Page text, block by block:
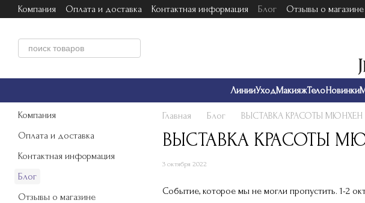
Перейти к основному контенту
Компания Оплата и доставка Контактная информация Блог Отзывы о магазине
Условия предоставления услуг
ЛинииУходМакияжТелоНовинки
Главная Блог ВЫСТАВКА КРАСОТЫ МЮНХЕН
ВЫСТАВКА КРАСОТЫ
3 октября 2022
Событие, которое мы не могли пропустить. 1-2
Компания
Оплата и доставка
Контактная информация
Блог
Отзывы о магазине